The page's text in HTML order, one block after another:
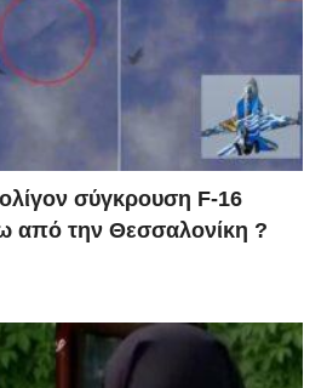
σύγκρουση F-16
από την Θεσσαλονίκη ?